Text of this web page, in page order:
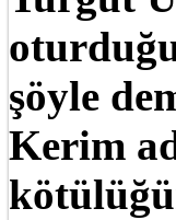
şöyle
Kerim